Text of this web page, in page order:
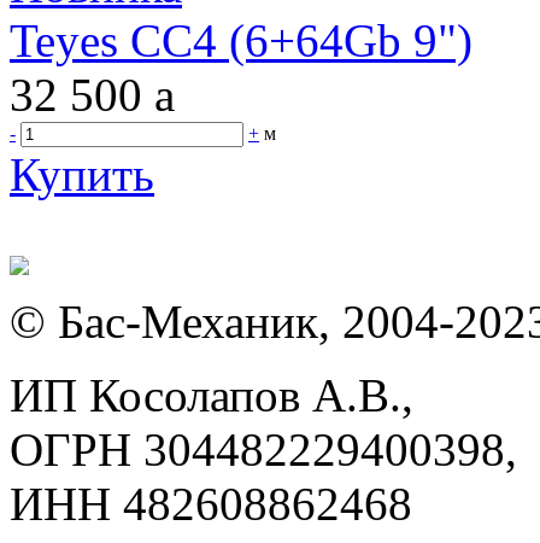
Teyes CC4 (6+64Gb 9")
32 500 a
- + м
Купить
© Бас-Механик, 2004-
ИП Косолапов А.В.,
ОГРН 304482229400398,
ИНН 482608862468